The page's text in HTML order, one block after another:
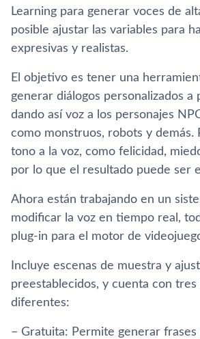
Learning para generar voces de
posible ajustar las variables para
expresivas y realistas.
El objetivo es tener una
generar diálogos personalizados
dando así voz a los personajes
como monstruos, robots y demás.
tono a la voz, como felicidad,
por lo que el resultado puede ser
Ahora están trabajando en un
modificar la voz en tiempo real,
plug-in para el motor de
Incluye escenas de muestra y
preestablecidos, y cuenta con tres
diferentes:
– Gratuita: Permite generar frases